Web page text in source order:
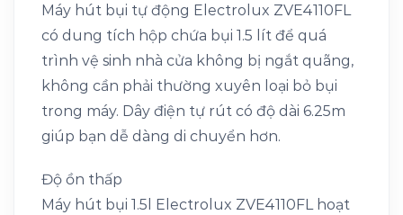
Máy hút bụi tự động Electrolux ZVE4110FL
có dung tích hộp chứa bụi 1.5 lít để quá
trình vệ sinh nhà cửa không bị ngắt quãng,
không cần phải thường xuyên loại bỏ bụi
trong máy. Dây điện tự rút có độ dài 6.25m
giúp bạn dễ dàng di chuyển hơn.
Độ ồn thấp
Máy hút bụi 1.5l Electrolux ZVE4110FL hoạt